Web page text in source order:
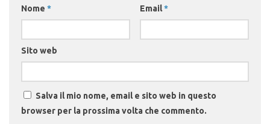
Nome * Email*
Sito web
Salva il mio nome, email e sito web in questo
browser per la prossima volta che commento.